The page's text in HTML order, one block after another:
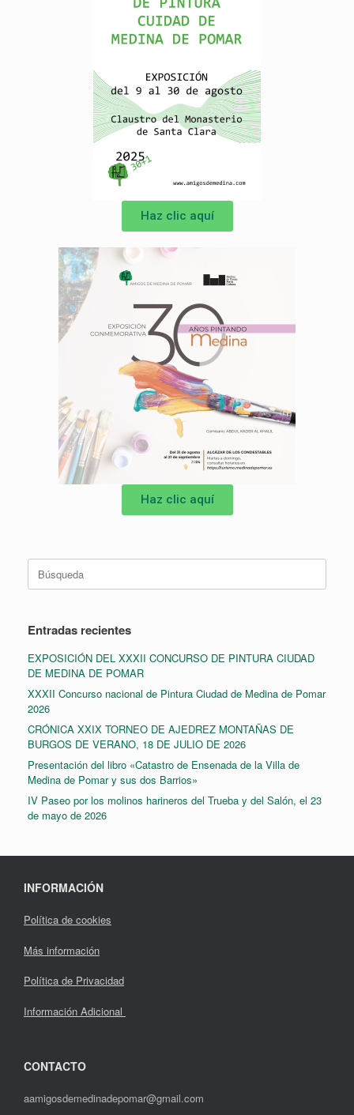
Haz clic aquí
Haz clic aquí
Entradas recientes
EXPOSICIÓN DEL XXXII CONCURSO DE PINTURA CIUDAD
DE MEDINA DE POMAR
XXXII Concurso nacional de Pintura Ciudad de Medina de Pomar
2026
CRÓNICA XXIX TORNEO DE AJEDREZ MONTAÑAS DE
BURGOS DE VERANO, 18 DE JULIO DE 2026
Presentación del libro «Catastro de Ensenada de la Villa de
Medina de Pomar y sus dos Barrios»
IV Paseo por los molinos harineros del Trueba y del Salón, el 23
de mayo de 2026
INFORMACIÓN
Política de cookies
Más información
Política de Privacidad
Información Adicional
CONTACTO
aamigosdemedinadepomar@gmail.com